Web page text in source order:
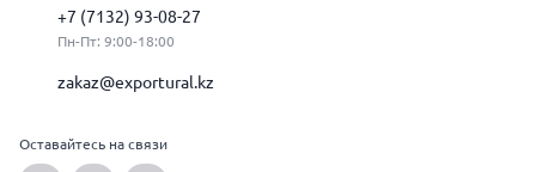
+7 (7132) 93-08-27
Пн-Пт: 9:00-18:00
zakaz@exportural.kz
Оставайтесь на связи